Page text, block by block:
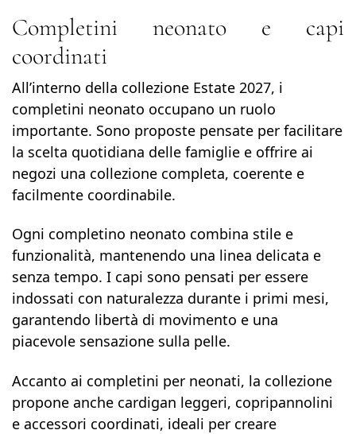
Completini neonato e capi
coordinati
All’interno della collezione Estate 2027, i
completini neonato occupano un ruolo
importante. Sono proposte pensate per facilitare
la scelta quotidiana delle famiglie e offrire ai
negozi una collezione completa, coerente e
facilmente coordinabile.
Ogni completino neonato combina stile e
funzionalità, mantenendo una linea delicata e
senza tempo. I capi sono pensati per essere
indossati con naturalezza durante i primi mesi,
garantendo libertà di movimento e una
piacevole sensazione sulla pelle.
Accanto ai completini per neonati, la collezione
propone anche cardigan leggeri, copripannolini
e accessori coordinati, ideali per creare